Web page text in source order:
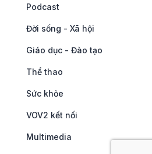
Podcast
Đời sống - Xã hội
Giáo dục - Đào tạo
Thể thao
Sức khỏe
VOV2 kết nối
Multimedia